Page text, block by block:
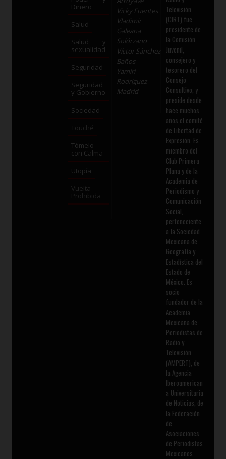
Dinero
Salud
Salud y
sexualidad
Seguridad
Seguridad
y Gobierno
Sociedad
Touché
Tómelo
con Calma
Utopía
Vuelta
Prohibida
Vicky Fuentes
Vladimir
Galeana
Solórzano
Víctor Sánchez
Baños
Yamiri
Rodríguez
Madrid
Televisión
(CIRT) fue
presidente de
la Comisión
Juvenil,
consejero y
tesorero del
Consejo
Consultivo, y
preside desde
hace muchos
años el comité
de Libertad de
Expresión. Es
miembro del
Club Primera
Plana y de la
Academia de
Periodismo y
Comunicación
Social,
perteneciente
a la Sociedad
Mexicana de
Geografía y
Estadística del
Estado de
México. Es
socio
fundador de la
Academia
Mexicana de
Periodistas de
Radio y
Televisión
(AMPERT), de
la Agencia
Iberoamerican
a Universitaria
de Noticias, de
la Federación
de
Asociaciones
de Periodistas
Mexicanos